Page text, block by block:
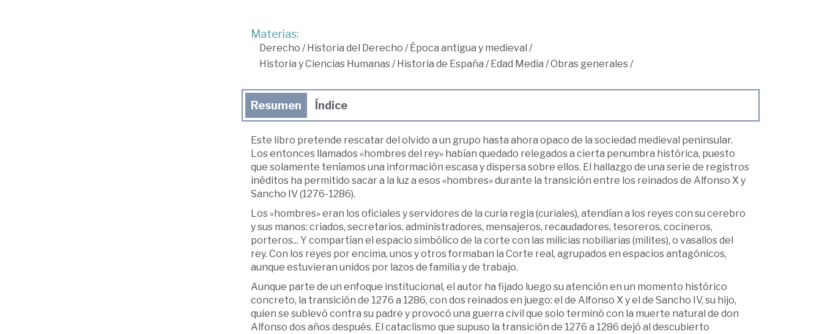
Materias:
Derecho /Historia del Derecho /Época antigua y medieval /
Historia y Ciencias Humanas/Historia de España /Edad Media /Obras generales/
Resumen Índice
Este libro pretende rescatar del olvido a un grupo hasta ahora opaco de la sociedad medieval peninsular.
Los entonces llamados «hombres del rey» habían quedado relegados a cierta penumbra histórica, puesto
que solamente teníamos una información escasa y dispersa sobre ellos. El hallazgo de una serie de registros
inéditos ha permitido sacar a la luz a esos «hombres» durante la transición entre los reinados de Alfonso X y
Sancho IV (1276-1286).
Los «hombres» eran los oficiales y servidores de la curia regia (curiales), atendían a los reyes con su cerebro
y sus manos: criados, secretarios, administradores, mensajeros, recaudadores, tesoreros, cocineros,
porteros... Y compartían el espacio simbólico de la corte con las milicias nobiliarias (milites), o vasallos del
rey. Con los reyes por encima, unos y otros formaban la Corte real, agrupados en espacios antagónicos,
aunque estuvieran unidos por lazos de familia y de trabajo.
Aunque parte de un enfoque institucional, el autor ha fijado luego su atención en un momento histórico
concreto, la transición de 1276 a 1286, con dos reinados en juego: el de Alfonso X y el de Sancho IV, su hijo,
quien se sublevó contra su padre y provocó una guerra civil que solo terminó con la muerte natural de don
Alfonso dos años después. El cataclismo que supuso la transición de 1276 a 1286 dejó al descubierto